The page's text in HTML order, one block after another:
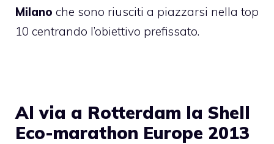
Milano che sono riusciti a piazzarsi nella top
10 centrando l’obiettivo prefissato.
Al via a Rotterdam la Shell
Eco-marathon Europe 2013